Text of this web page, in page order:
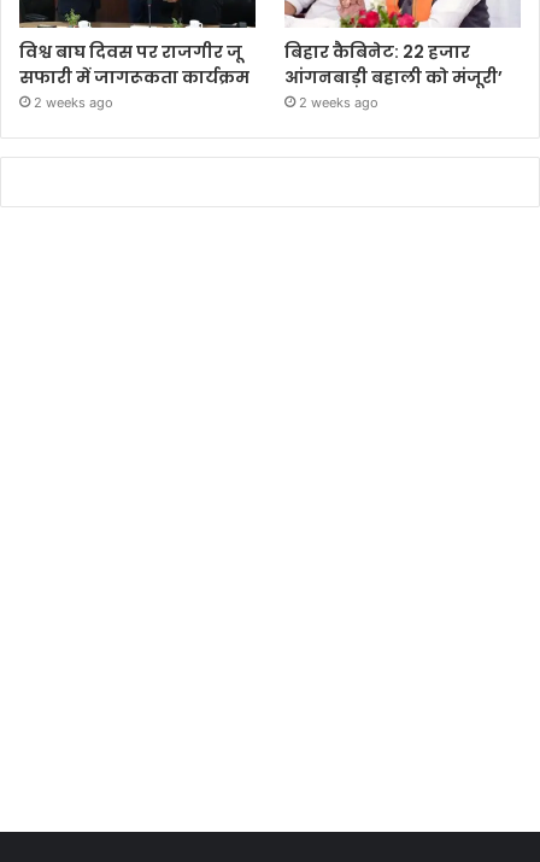
विश्व बाघ दिवस पर राजगीर जू
सफारी में जागरूकता कार्यक्रम
2 weeks ago
बिहार कैबिनेट: 22 हजार
आंगनबाड़ी बहाली को मंजूरी’
2 weeks ago